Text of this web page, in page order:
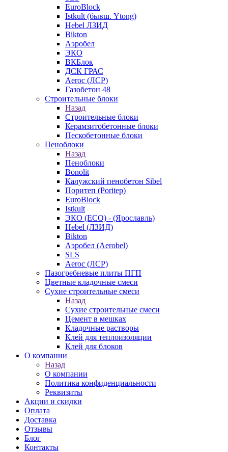
EuroBlock
Istkult (бывш. Ytong)
Hebel ЛЗИД
Bikton
Аэробел
ЭКО
ВКБлок
ДСК ГРАС
Aeroc (ЛСР)
Газобетон 48
Строительные блоки
Назад
Строительные блоки
Керамзитобетонные блоки
Пескобетонные блоки
Пеноблоки
Назад
Пеноблоки
Bonolit
Калужский пенобетон Sibel
Поритеп (Poritep)
EuroBlock
Istkult
ЭКО (ECO) - (Ярославль)
Hebel (ЛЗИД)
Bikton
Аэробел (Aerobel)
SLS
Aeroc (ЛСР)
Пазогребневые плиты ПГП
Цветные кладочные смеси
Сухие строительные смеси
Назад
Сухие строительные смеси
Цемент в мешках
Кладочные растворы
Клей для теплоизоляции
Клей для блоков
О компании
Назад
О компании
Политика конфиденциальности
Реквизиты
Акции и скидки
Оплата
Доставка
Отзывы
Блог
Контакты